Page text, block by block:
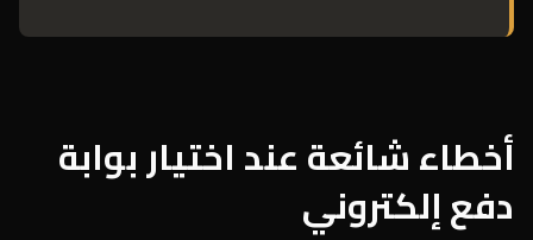
أخطاء شائعة عند اختيار بوابة
دفع إلكتروني